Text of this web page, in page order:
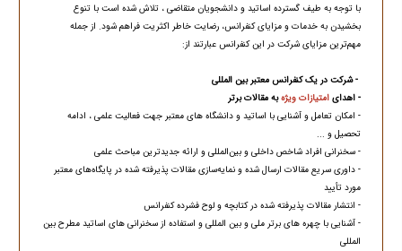
با توجه به طیف گسترده اساتید و دانشجویان متقاضی ، تلاش شده است با تنوع‌
بخشیدن به خدمات و مزایای کنفرانس، رضایت خاطر اکثریت فراهم شود. از جمله
مهم‌ترین مزایای شرکت در این کنفرانس عبارتند از:
- شرکت در یک کنفرانس معتبر بین المللی
- اهدایامتیازات ویژهبه مقالات برتر
- امکان تعامل و آشنایی با اساتید و دانشگاه های معتبر جهت فعالیت علمی ، ادامه
تحصیل و ...
- سخنرانی افراد شاخص داخلی و بین‌المللی و ارائه جدیدترین مباحث علمی
- داوری سریع مقالات ارسال شده و نمایه‌سازی مقالات پذیرفته شده در پایگاه‌های معتبر
مورد تأیید
- انتشار مقالات پذیرفته شده در کتابچه و لوح فشرده کنفرانس
- آشنایی با چهره های برتر ملی و بین المللی و استفاده از سخنرانی های اساتید مطرح بین
المللی